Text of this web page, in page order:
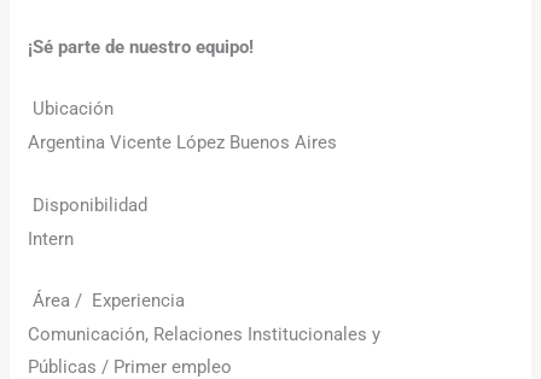
¡Sé parte de nuestro equipo!
Ubicación
Argentina Vicente López Buenos Aires
Disponibilidad
Intern
Área / Experiencia
Comunicación, Relaciones Institucionales y
Públicas / Primer empleo